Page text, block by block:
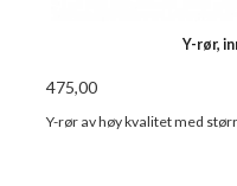
Y-rør,
475,00
Y-rør av høy kvalitet med